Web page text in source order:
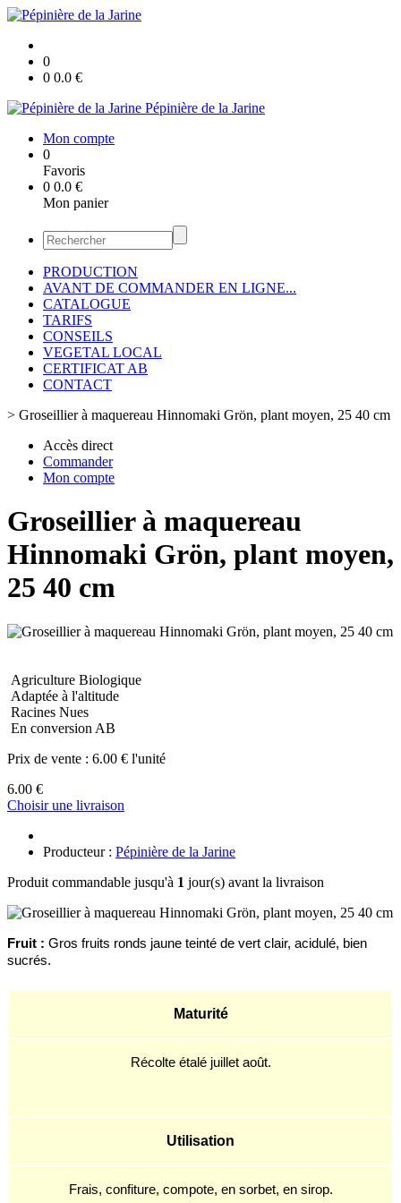
0
0 0.0 €
Pépinière de la Jarine
Mon compte
0
Favoris
0 0.0 €
Mon panier
PRODUCTION
AVANT DE COMMANDER EN LIGNE...
CATALOGUE
TARIFS
CONSEILS
VEGETAL LOCAL
CERTIFICAT AB
CONTACT
> Groseillier à maquereau Hinnomaki Grön, plant moyen, 25 40 cm
Accès direct
Commander
Mon compte
Groseillier à maquereau
Hinnomaki Grön, plant moyen,
25 40 cm
Agriculture Biologique
Adaptée à l'altitude
Racines Nues
En conversion AB
Prix de vente : 6.00 € l'unité
6.00 €
Choisir une livraison
Producteur : Pépinière de la Jarine
Produit commandable jusqu'à 1 jour(s) avant la livraison
Fruit : Gros fruits ronds jaune teinté de vert clair, acidulé, bien
sucrés.
Maturité
Récolte étalé juillet août.
Utilisation
Frais, confiture, compote, en sorbet, en sirop.